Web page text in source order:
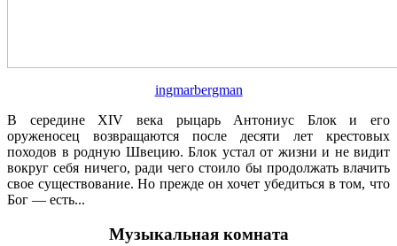
ingmarbergman
В середине XIV века рыцарь Антониус Блок и его
оруженосец возвращаются после десяти лет крестовых
походов в родную Швецию. Блок устал от жизни и не видит
вокруг себя ничего, ради чего стоило бы продолжать влачить
свое существование. Но прежде он хочет убедиться в том, что
Бог — есть...
Музыкальная комната